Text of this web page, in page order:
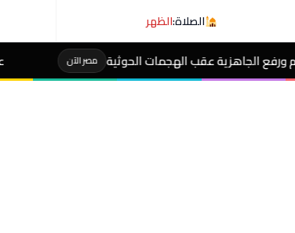
الصلاة:الظهر
الحوثية مصر الآن عاجل- تحطُم مروحية